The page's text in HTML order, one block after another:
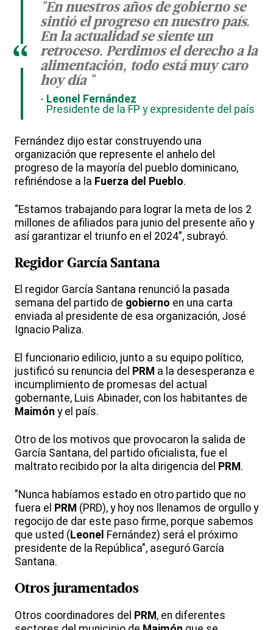
"En nuestros años de gobierno se
sintió el progreso en nuestro país.
En la actualidad se siente un
retroceso. Perdimos el derecho a la
alimentación, todo está muy caro
hoy día "
Leonel Fernández
Presidente de la FP y expresidente del país
“
Fernández dijo estar construyendo una
organización que represente el anhelo del
progreso de la mayoría del pueblo dominicano,
refiriéndose a la Fuerza del Pueblo.
“Estamos trabajando para lograr la meta de los 2
millones de afiliados para junio del presente año y
así garantizar el triunfo en el 2024”, subrayó.
Regidor García Santana
El regidor García Santana renunció la pasada
semana del partido de gobierno en una carta
enviada al presidente de esa organización, José
Ignacio Paliza.
El funcionario edilicio, junto a su equipo político,
justificó su renuncia del PRM a la desesperanza e
incumplimiento de promesas del actual
gobernante, Luis Abinader, con los habitantes de
Maimón y el país.
Otro de los motivos que provocaron la salida de
García Santana, del partido oficialista, fue el
maltrato recibido por la alta dirigencia del PRM .
"Nunca habíamos estado en otro partido que no
fuera el PRM (PRD), y hoy nos llenamos de orgullo y
regocijo de dar este paso firme, porque sabemos
que usted ( Leonel Fernández) será el próximo
presidente de la República", aseguró García
Santana.
Otros juramentados
Otros coordinadores del PRM, en diferentes